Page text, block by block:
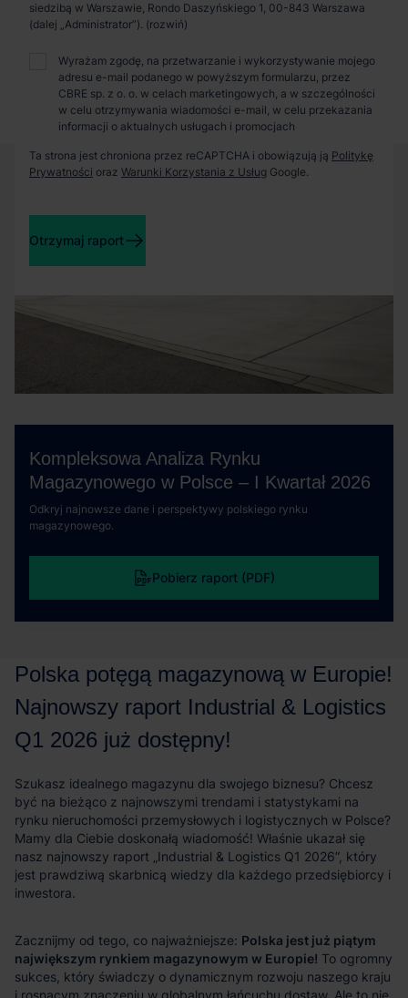
Kompleksowa Analiza Rynku
Magazynowego w Polsce – I Kwartał 2026
Odkryj najnowsze dane i perspektywy polskiego rynku
magazynowego.
Pobierz raport (PDF)
Polska jest już piątym
największym rynkiem magazynowym w Europie!
Zaprosimy Cię na spotkanie, omówimy szczegóły i
pokażemy inwestycje.
Zamknij
siedzibą w Warszawie, Rondo Daszyńskiego 1, 00-843 Warszawa
(dalej „Administrator”).
Wyrażam zgodę, na przetwarzanie i wykorzystywanie mojego
adresu e-mail podanego w powyższym formularzu, przez
CBRE sp. z o. o. w celach marketingowych, a w szczególności
w celu otrzymywania wiadomości e-mail, w celu przekazania
informacji o aktualnych usługach i promocjach
Ta strona jest chroniona przez reCAPTCHA i obowiązują ją Politykę
Prywatności oraz Warunki Korzystania z Usług Google.
Otrzymaj raport